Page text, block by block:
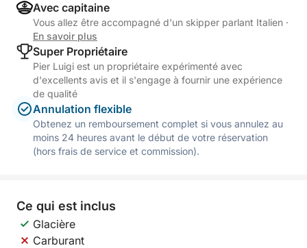
Avec capitaine
Vous allez être accompagné d'un skipper parlant Italien ·
En savoir plus
Super Propriétaire
Pier Luigi est un propriétaire expérimenté avec
d'excellents avis et il s'engage à fournir une expérience
de qualité
Annulation flexible
Obtenez un remboursement complet si vous annulez au
moins 24 heures avant le début de votre réservation
(hors frais de service et commission).
Ce qui est inclus
Glacière
Carburant